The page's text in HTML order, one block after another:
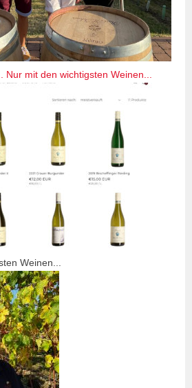
Nur mit den wichtigsten Weinen...
Weinen...